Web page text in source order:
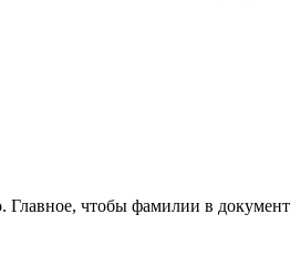
чтобы фамилии в